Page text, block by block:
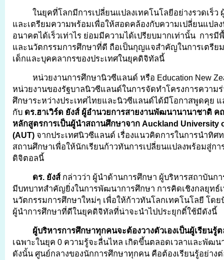
ในยุคที่โลกมีการเปลี่ยนแปลงเทคโนโลยีอย่างรวดเร็ว
และเตรียมความพร้อมเพื่อให้สอดคล้องกับความเปลี่ยนแปล
อนาคตได้เร็วเท่าไร ย่อมมีความได้เปรียบมากเท่านั้น การมี
และนวัตกรรมการศึกษาที่ดี ถือเป็นกุญแจสำคัญในการเตรีย
เด็กและบุคคลากรของประเทศในยุคดิจิทัลนี้
หน่วยงานการศึกษานิวซีแลนด์ หรือ Education New
หน่วยงานของรัฐบาลนิวซีแลนด์ในการจัดทำโครงการความ
ศึกษาระหว่างประเทศไทยและนิวซีแลนด์ได้มีโอกาสพูดคุย
กับ ดร.ฮาเวิร์ด ยังส์ ผู้อำนวยการสายงานพัฒนานานาชาติ
หลักสูตรการเป็นผู้นำสถานศึกษาจาก Auckland University
(AUT) จากประเทศนิวซีแลนด์ เรื่องแนวคิดการในการนำทิศ
สถานศึกษาเพื่อให้นักเรียนก้าวทันการเปลี่ยนแปลงพร้อมสู่ก
ดิจิตอลนี้
ดร. ยังส์ กล่าวว่า ผู้นำด้านการศึกษา ผู้บริหารสถาบันก
มีบทบาทสำคัญยิ่งในการพัฒนาการศึกษา การคิดเชิงกลยุทธ์
นวัตกรรมการศึกษาใหม่ๆ เพื่อให้ก้าวทันโลกเทคโนโลยี โด
ผู้นำการศึกษาที่ดีในยุคดิจิทัลที่น่าจะนำไปประยุกติ์ใช้มีดังนี้
ผู้บริหารการศึกษาทุกคนจะต้องวางตัวเองเป็นผู้เรียนรู้
เฉพาะในยุค 0 ความรู้จะลื่นไหล เกิดขึ้นตลอดเวลาและพัฒน
ดังนั้น ศูนย์กลางของนักการศึกษาทุกคน คือต้องเรียนรู้อย่างต่